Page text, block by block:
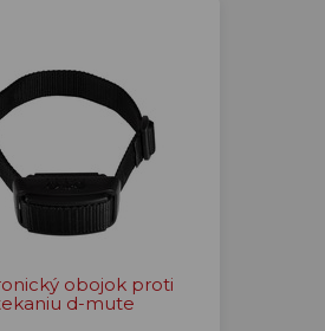
obojok proti
d-mute